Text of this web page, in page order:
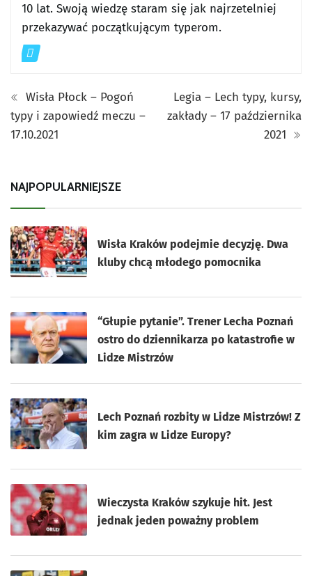
10 lat. Swoją wiedzę staram się jak najrzetelniej
przekazywać początkującym typerom.
Wisła Płock – Pogoń
typy i zapowiedź meczu –
17.10.2021
Legia – Lech typy, kursy,
zakłady – 17 października
2021
NAJPOPULARNIEJSZE
Wisła Kraków podejmie decyzję. Dwa
kluby chcą młodego pomocnika
“Głupie pytanie”. Trener Lecha Poznań
ostro do dziennikarza po katastrofie w
Lidze Mistrzów
Lech Poznań rozbity w Lidze Mistrzów! Z
kim zagra w Lidze Europy?
Wieczysta Kraków szykuje hit. Jest
jednak jeden poważny problem